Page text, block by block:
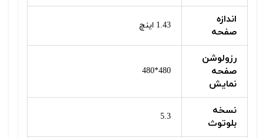
اندازه
صفحه
1.43 اینچ
رزولوشن
صفحه
نمایش
480*480
نسخه
بلوتوث
5.3